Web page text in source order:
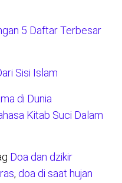
5 Daftar Terbesar
Sisi Islam
Kitab Suci Dalam
Doa dan dzikir
, doa di saat hujan